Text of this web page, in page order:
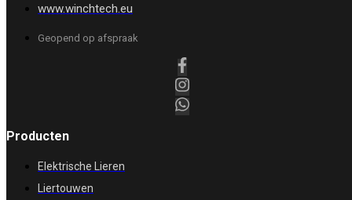
www.winchtech.eu
Geopend op afspraak
Producten
Elektrische Lieren
Liertouwen